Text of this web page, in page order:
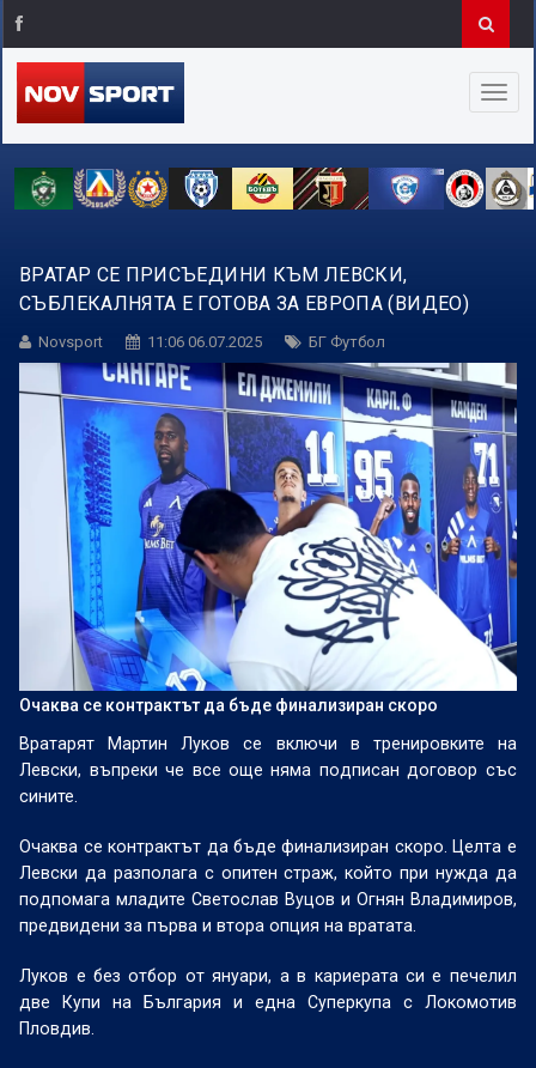
ВРАТАР СЕ ПРИСЪЕДИНИ КЪМ ЛЕВСКИ,
СЪБЛЕКАЛНЯТА Е ГОТОВА ЗА ЕВРОПА (ВИДЕО)
Novsport 11:06 06.07.2025 БГ Футбол
Очаква се контрактът да бъде финализиран скоро
Вратарят Мартин Луков се включи в тренировките на
Левски, въпреки че все още няма подписан договор със
сините.
Очаква се контрактът да бъде финализиран скоро. Целта е
Левски да разполага с опитен страж, който при нужда да
подпомага младите Светослав Вуцов и Огнян Владимиров,
предвидени за първа и втора опция на вратата.
Луков е без отбор от януари, а в кариерата си е печелил
две Купи на България и една Суперкупа с Локомотив
Пловдив.